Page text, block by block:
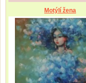
Motýlí žena